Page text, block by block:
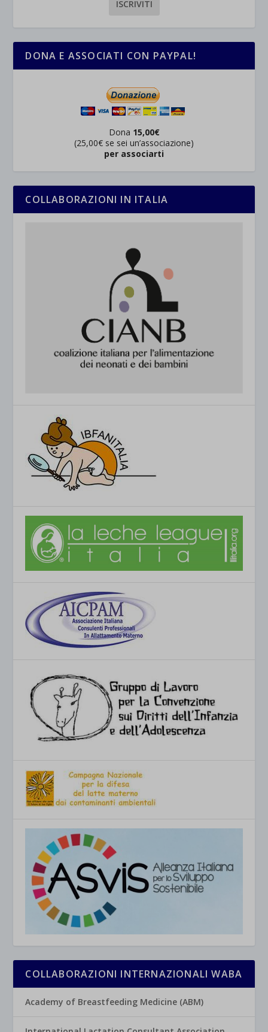
DONA E ASSOCIATI CON PAYPAL!
Dona 15,00€
(25,00€ se sei un’associazione)
per associarti
COLLABORAZIONI IN ITALIA
COLLABORAZIONI INTERNAZIONALI WABA
Academy of Breastfeeding Medicine (ABM)
Mostra dettagli
et-saved-post*